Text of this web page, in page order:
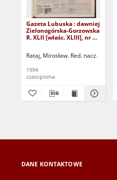
Gazeta Lubuska : dawniej
Zielonogórska-Gorzowska
R. XLII [właśc. XLIII], nr 14
Rataj, Mirosław. Red. nacz.
1994
czasopisma
DANE KONTAKTOWE